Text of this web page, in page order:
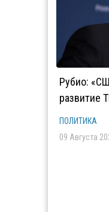
Рубио:
развитие
ПОЛИТИКА
09 Августа